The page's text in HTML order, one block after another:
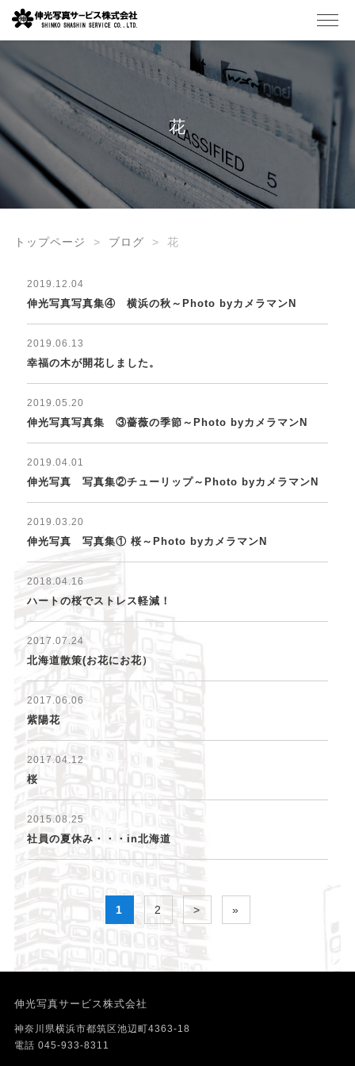
花
トップページ ブログ 花
2019.12.04
伸光写真写真集④ 横浜の秋～Photo byカメラマンN
2019.06.13
幸福の木が開花しました。
2019.05.20
伸光写真写真集 ③薔薇の季節～Photo byカメラマンN
2019.04.01
伸光写真 写真集②チューリップ～Photo byカメラマンN
2019.03.20
伸光写真 写真集① 桜～Photo byカメラマンN
2018.04.16
ハートの桜でストレス軽減！
2017.07.24
北海道散策(お花にお花）
2017.06.06
紫陽花
2017.04.12
桜
2015.08.25
社員の夏休み・・・in北海道
1 2 > »
伸光写真サービス株式会社
神奈川県横浜市都筑区池辺町4363-18
電話 045-933-8311